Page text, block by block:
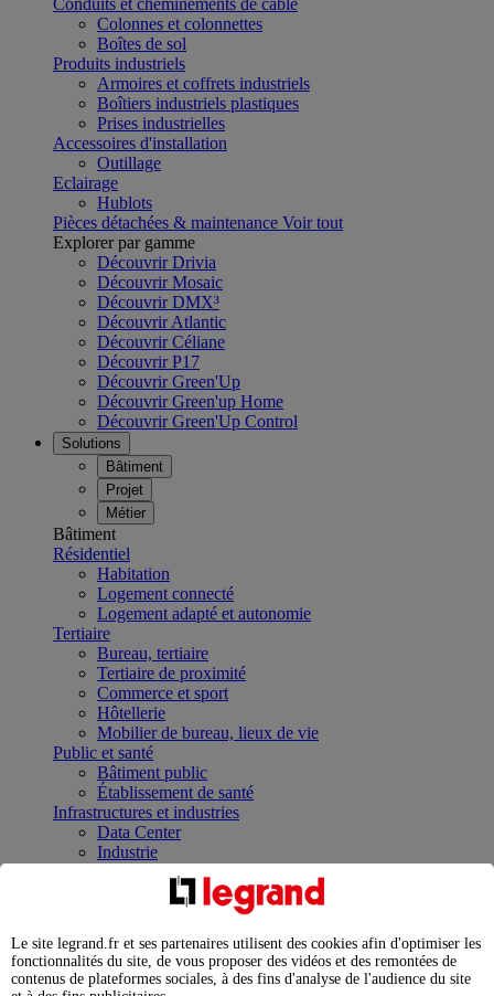
Conduits et cheminements de câble
Colonnes et colonnettes
Boîtes de sol
Produits industriels
Armoires et coffrets industriels
Boîtiers industriels plastiques
Prises industrielles
Accessoires d'installation
Outillage
Eclairage
Hublots
Pièces détachées & maintenance Voir tout
Explorer par gamme
Découvrir Drivia
Découvrir Mosaic
Découvrir DMX³
Découvrir Atlantic
Découvrir Céliane
Découvrir P17
Découvrir Green'Up
Découvrir Green'up Home
Découvrir Green'Up Control
Solutions
Bâtiment
Projet
Métier
Bâtiment
Résidentiel
Habitation
Logement connecté
Logement adapté et autonomie
Tertiaire
Bureau, tertiaire
Tertiaire de proximité
Commerce et sport
Hôtellerie
Mobilier de bureau, lieux de vie
Public et santé
Bâtiment public
Établissement de santé
Infrastructures et industries
Data Center
Industrie
Infrastructures
Contrôler et planifier le fonctionnement des appareils
Répartir et optimiser son tableau électrique
Legrand Data Center Solutions : concentrer les
expertises au service de vos performances
Le site legrand.fr et ses partenaires utilisent des cookies afin d'optimiser les
fonctionnalités du site, de vous proposer des vidéos et des remontées de
contenus de plateformes sociales, à des fins d'analyse de l'audience du site